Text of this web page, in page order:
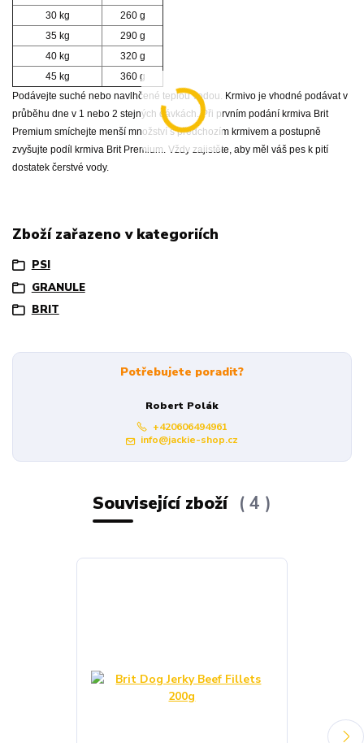
30 kg
260 g
35 kg
290 g
40 kg
320 g
45 kg
360 g
Podávejte suché nebo navlhčené teplou vodou. Krmivo je vhodné podávat v
průběhu dne v 1 nebo 2 stejných dávkách. Při prvním podání krmiva Brit
Premium smíchejte menší množství s předchozím krmivem a postupně
zvyšujte podíl krmiva Brit Premium. Vždy zajistěte, aby měl váš pes k pití
dostatek čerstvé vody.
Zboží zařazeno v kategoriích
PSI
GRANULE
BRIT
Potřebujete poradit?
Robert Polák
+420606494961
info@jackie-shop.cz
Související zboží 4